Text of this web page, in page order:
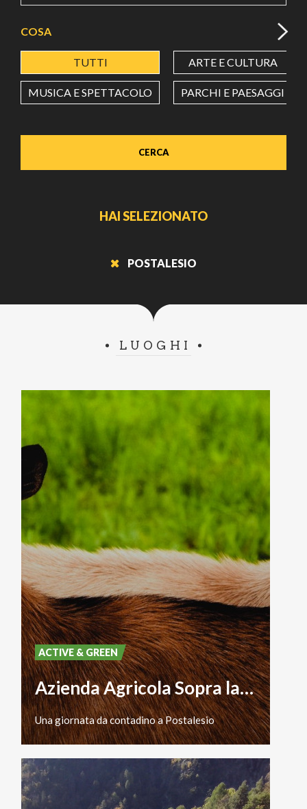
COSA
TUTTI ARTE E CULTURA
MUSICA E SPETTACOLO PARCHI E PAESAGGI
CERCA
HAI SELEZIONATO
POSTALESIO
LUOGHI
Azienda Agricola Sopra la Panca
UnagiornatadacontadinoaPostalesio
ACTIVE & GREEN